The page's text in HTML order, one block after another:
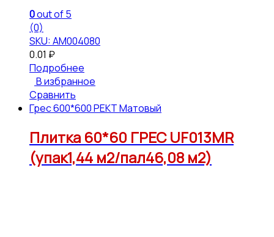
0out of 5
(0)
SKU: АМ004080
0.01 ₽
Подробнее
В избранное
Сравнить
Грес 600*600 РЕКТ Матовый
Плитка 60*60 ГРЕС UF013MR
(упак1,44 м2/пал46,08 м2)